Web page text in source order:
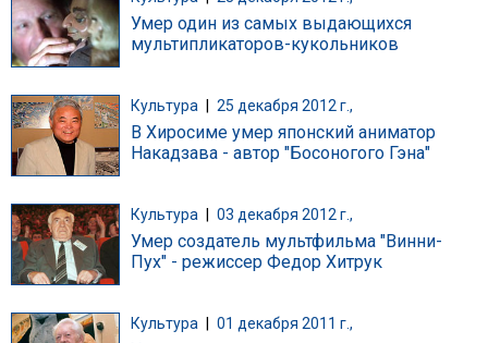
Умер один из самых выдающихся
мультипликаторов-кукольников
Культура 25 декабря 2012 г.,
В Хиросиме умер японский аниматор
Накадзава - автор "Босоногого Гэна"
Культура 03 декабря 2012 г.,
Умер создатель мультфильма "Винни-
Пух" - режиссер Федор Хитрук
Культура 01 декабря 2011 г.,